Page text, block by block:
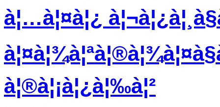
à¦…à¦¤à¦¿
à¦®à¦¡à¦¿à¦‰à¦²